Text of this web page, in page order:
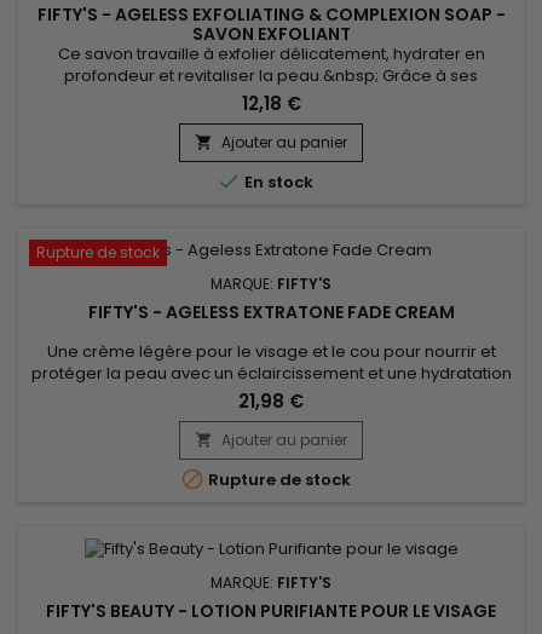
FIFTY'S - AGELESS EXFOLIATING & COMPLEXION SOAP -
SAVON EXFOLIANT
Ce savon travaille à exfolier délicatement, hydrater en
profondeur et revitaliser la peau.&nbsp; Grâce à ses
ingrédients, Fifty's Ageless Exfoliating & Complexion soap
élimine les cellules mortes de la peau, stimulant la
régénération et laissant la peau douce et lisse.&nbsp; L'huile
de Théier aide à réduire les imperfections et les rougeurs,...
12,18 €
 Ajouter au panier
 En stock
Rupture de stock
MARQUE: FIFTY'S
FIFTY'S - AGELESS EXTRATONE FADE CREAM
Une crème légère pour le visage et le cou pour nourrir et
protéger la peau avec un éclaircissement et une hydratation
améliorés pour une peau lisse et plus lumineuse. Ageless
Extratone Fade Cream de Fifty's contient un mélange exclusif
d'huile de graines de noix de Cajou et de beurre de Karité
formulé pour aider à réduire visiblement l'apparence des...
21,98 €
 Ajouter au panier
 Rupture de stock
MARQUE: FIFTY'S
FIFTY'S BEAUTY - LOTION PURIFIANTE POUR LE VISAGE